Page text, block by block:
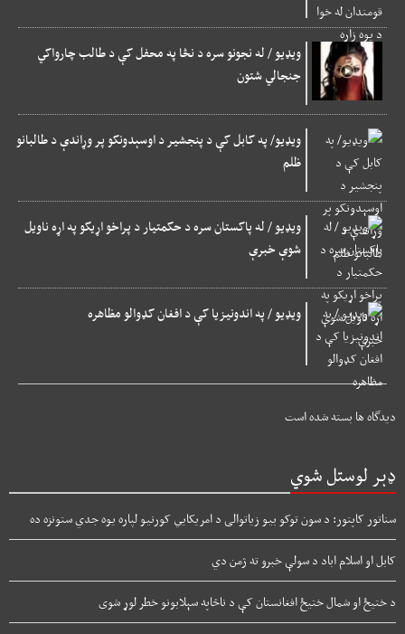
ویډیو / له نجونو سره د نڅا په محفل کې د طالب چارواکي
جنجالي شتون
ویډیو/ په کابل کې د پنجشیر د اوسېدونکو پر وړاندې د طالبانو
ظلم
ویډیو / له پاکستان سره د حکمتیار د پراخو اړیکو په اړه ناویل
شوې خبرې
ویډیو / په اندونیزیا کې د افغان کډوالو مظاهره
دیدگاه ها بسته شده است
ډېر لوستل شوي
سناتور کاپتور: د سون توکو بیو زیاتوالی د امریکایي کورنیو لپاره یوه جدي ستونزه ده
کابل او اسلام اباد د سولې خبرو ته ژمن دي
د ختیځ او شمال ختیځ افغانستان کې د ناڅاپه سېلابونو خطر لوړ شوی